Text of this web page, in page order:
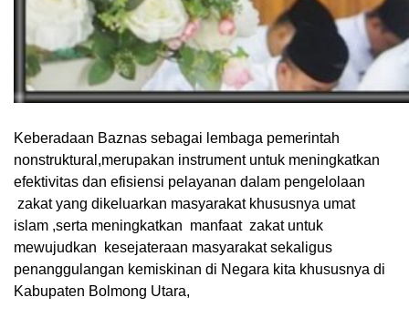
Keberadaan Baznas sebagai lembaga pemerintah
nonstruktural,merupakan instrument untuk meningkatkan
efektivitas dan efisiensi pelayanan dalam pengelolaan
zakat yang dikeluarkan masyarakat khususnya umat
islam ,serta meningkatkan manfaat zakat untuk
mewujudkan kesejateraan masyarakat sekaligus
penanggulangan kemiskinan di Negara kita khususnya di
Kabupaten Bolmong Utara,